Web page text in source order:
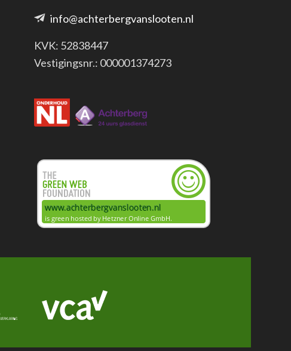
info@achterbergvanslooten.nl
KVK: 52838447
Vestigingsnr.: 000001374273